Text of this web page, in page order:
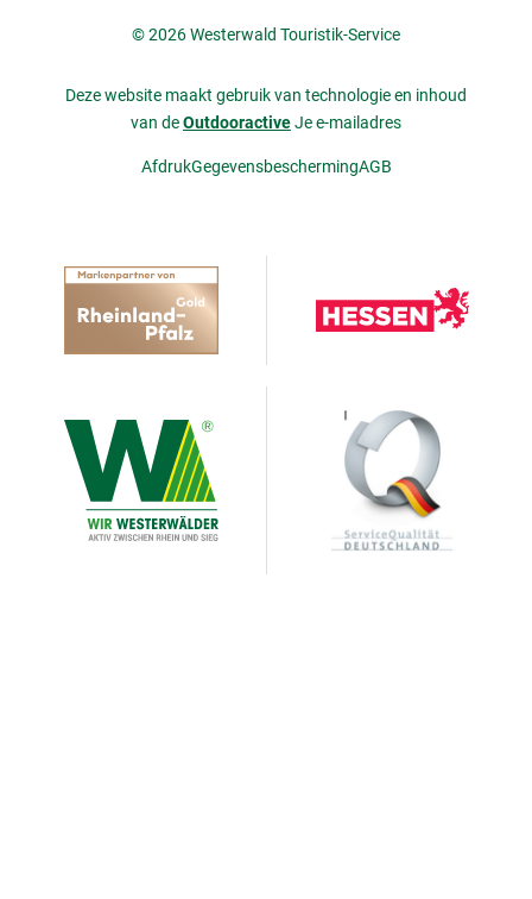
© 2026 Westerwald Touristik-Service
Deze website maakt gebruik van technologie en inhoud
van deOutdooractiveJe e-mailadres
AfdrukGegevensbeschermingAGB